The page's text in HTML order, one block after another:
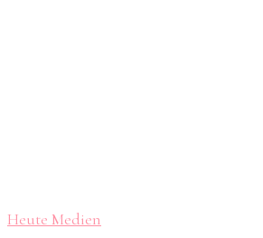
Heute Medien